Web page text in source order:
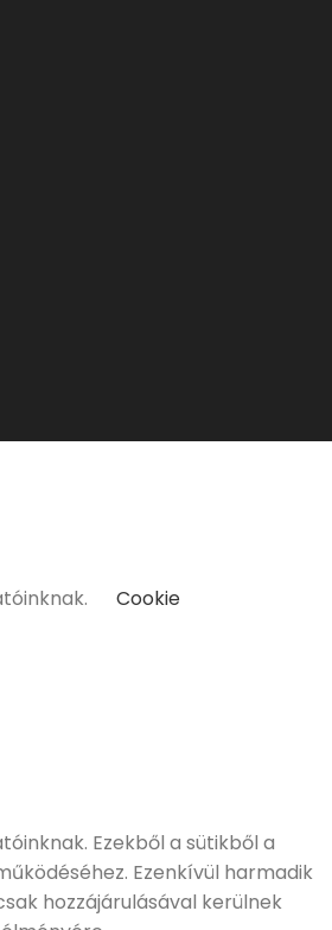
Cookie
Ezekből a sütikből a
Ezenkívül harmadik
hozzájárulásával kerülnek